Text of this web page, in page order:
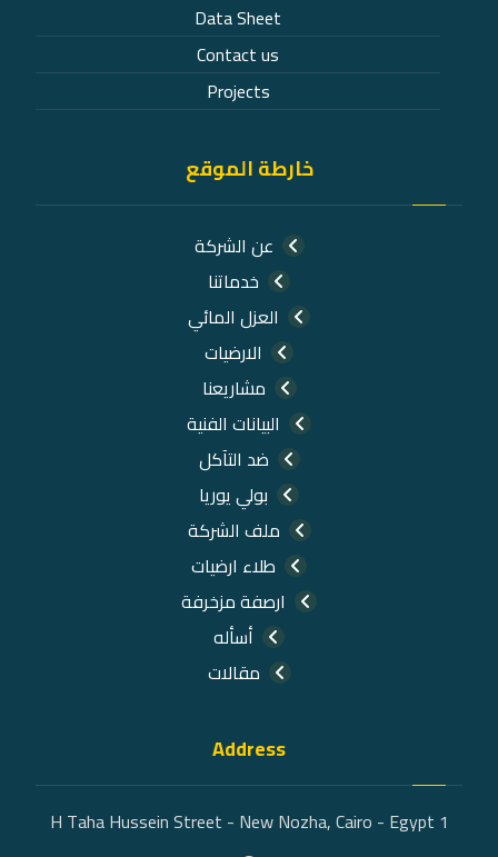
Data Sheet
Contact us
Projects
خارطة الموقع
عن الشركة
خدماتنا
العزل المائي
الارضيات
مشاريعنا
البيانات الفنية
ضد التآكل
بولي يوريا
ملف الشركة
طلاء ارضيات
ارصفة مزخرفة
أسأله
مقالات
Address
1 H Taha Hussein Street - New Nozha, Cairo - Egypt